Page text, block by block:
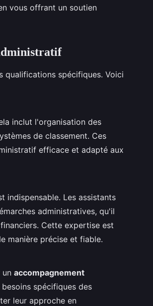
vous offrant un soutien
qualifications spécifiques. Voici
inclut l'organisation des
de classement. Ces
efficace et adapté aux
indispensable. Les assistants
administratives, qu'il
Cette expertise est
manière précise et fiable.
un accompagnement
spécifiques des
leur approche en